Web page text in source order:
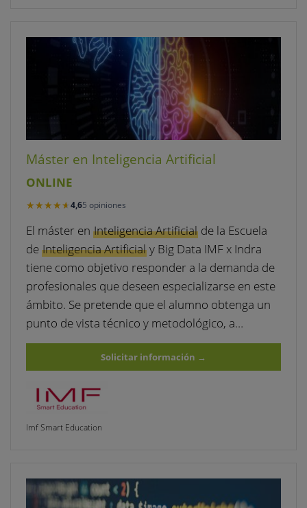
Máster en Inteligencia Artificial
ONLINE
★★★★★
★★★★★ 4,65 opiniones
El máster en Inteligencia Artificialde la Escuela
de Inteligencia Artificialy Big Data IMF x Indra
tiene como objetivo responder a la demanda de
profesionales que deseen especializarse en este
ámbito. Se pretende que el alumno obtenga un
punto de vista técnico y metodológico, a…
Solicitar información →
Imf Smart Education